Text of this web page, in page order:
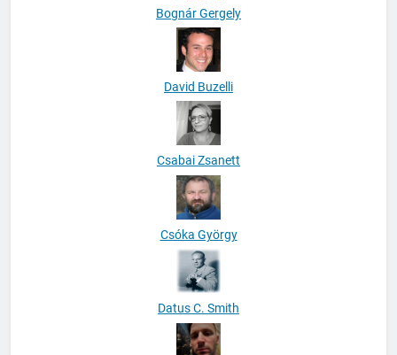
Bognár Gergely
David Buzelli
Csabai Zsanett
Csóka György
Datus C. Smith